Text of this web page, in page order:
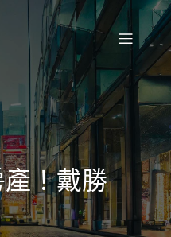
！戴勝